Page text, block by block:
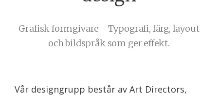
Grafisk formgivare - Typografi, färg, layout
och bildspråk som ger effekt.
Vår designgrupp består av Art Directors,